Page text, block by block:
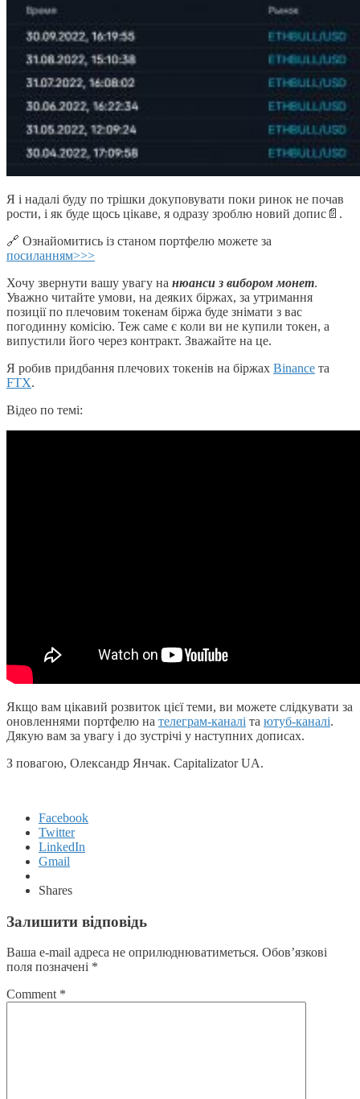
Я і надалі буду по трішки докуповувати поки ринок не почав
рости, і як буде щось цікаве, я одразу зроблю новий допис📄.
🔗 Ознайомитись із станом портфелю можете за
посиланням>>>
Хочу звернути вашу увагу на нюанси з вибором монет.
Уважно читайте умови, на деяких біржах, за утримання
позиції по плечовим токенам біржа буде знімати з вас
погодинну комісію. Теж саме є коли ви не купили токен, а
випустили його через контракт. Зважайте на це.
Я робив придбання плечових токенів на біржах Binance та
FTX.
Відео по темі:
Якщо вам цікавий розвиток цієї теми, ви можете слідкувати за
оновленнями портфелю на телеграм-каналі та ютуб-каналі.
Дякую вам за увагу і до зустрічі у наступних дописах.
З повагою, Олександр Янчак. Capitalizator UA.
Facebook
Twitter
LinkedIn
Gmail
Shares
Залишити відповідь
Ваша e-mail адреса не оприлюднюватиметься. Обов’язкові
поля позначені *
Comment *